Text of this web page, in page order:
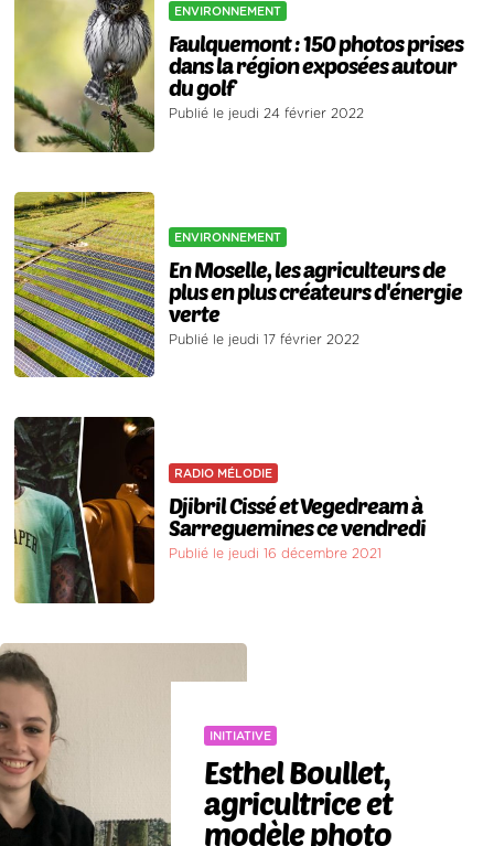
ENVIRONNEMENT
Faulquemont : 150 photos prises
dans la région exposées autour
du golf
Publié le jeudi 24 février 2022
ENVIRONNEMENT
En Moselle, les agriculteurs de
plus en plus créateurs d'énergie
verte
Publié le jeudi 17 février 2022
RADIO MÉLODIE
Djibril Cissé et Vegedream à
Sarreguemines ce vendredi
Publié le jeudi 16 décembre 2021
INITIATIVE
Esthel Boullet,
agricultrice et
modèle photo